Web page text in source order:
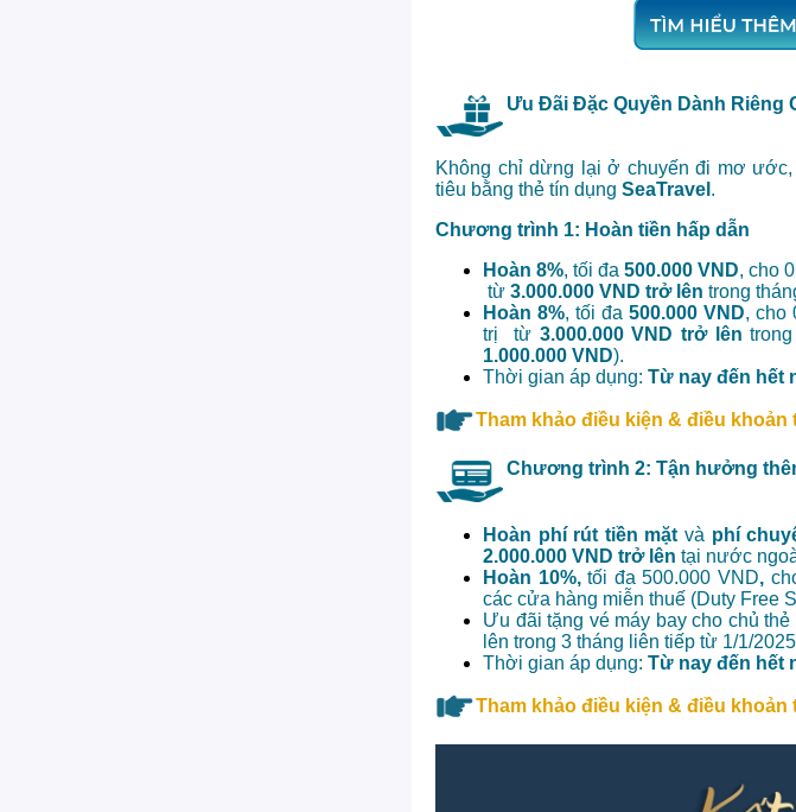
Ưu Đãi Đặc Quyền Dành Riêng
Không chỉ dừng lại ở chuyến đi mơ
tiêu bằng thẻ tín dụng SeaTravel .
Chương trình 1: Hoàn tiền hấp dẫn
Hoàn 8%, tối đa500.000 VND, cho
từ 3.000.000 VND trở lên trong
Hoàn 8%, tối đa500.000 VND, cho
trị từ 3.000.000 VND trở lên
1.000.000 VND).
Thời gian áp dụng: Từ nay đến hết
Tham khảo điều kiện & điều khoản
Chương trình 2: Tận hưởng
Hoàn phí rút tiền mặt và phí
2.000.000 VND trở lên tại nước
Hoàn 10%,tối đa 500.000 VND,
các cửa hàng miễn thuế (Duty Free
Ưu đãi tặng vé máy bay cho chủ
lên trong 3 tháng liên tiếp từ 1/1/
Thời gian áp dụng: Từ nay đến hết
Tham khảo điều kiện & điều khoản